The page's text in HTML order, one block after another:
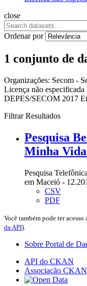
close
Ordenar por
1 conjunto de
Organizações: Secom -
Licença não especificada
DEPES/SECOM 2017
Filtrar Resultados
Pesquisa
Minha Vida
Pesquisa
em Maceió -
CSV
PDF
Você também pode ter acesso
da API).
Sobre Portal de
API do CKAN
Associação CKAN